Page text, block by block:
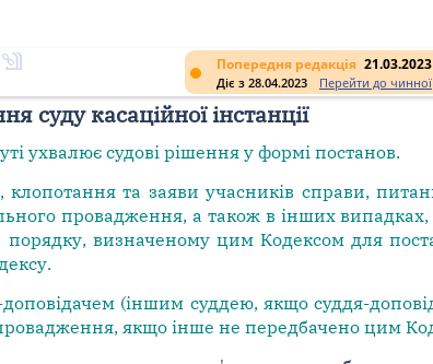
Попередня редакція 21.03.2023
Діє з 28.04.2023 Перейти до чинної